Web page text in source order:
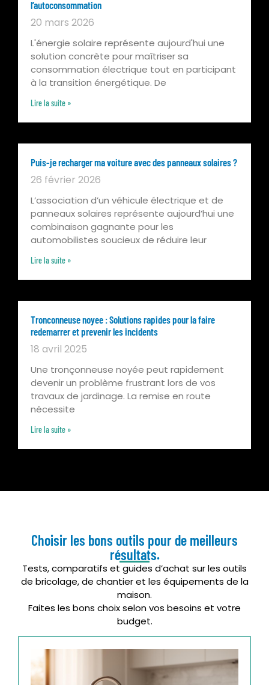
l’autoconsommation
20 mars 2026
L'énergie solaire représente aujourd'hui une
solution concrète pour maîtriser sa
consommation électrique tout en participant
à la transition énergétique. De
Lire la suite »
Puis-je recharger ma voiture avec des panneaux solaires ?
26 février 2026
L’association d’un véhicule électrique et de
panneaux solaires représente aujourd’hui une
combinaison gagnante pour les
automobilistes soucieux de réduire leur
Lire la suite »
Tronconneuse noyee : Solutions rapides pour la faire
redemarrer et prevenir les incidents
18 avril 2025
Une tronçonneuse noyée peut rapidement
devenir un problème frustrant lors de vos
travaux de jardinage. La remise en route
nécessite
Lire la suite »
Choisir les bons outils pour de meilleurs
résultats.
Tests, comparatifs et guides d’achat sur les outils
de bricolage, de chantier et les équipements de la
maison.
Faites les bons choix selon vos besoins et votre
budget.